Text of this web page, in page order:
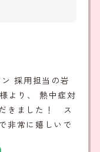
採用担当の岩
より、 熱中症対
きました！ ス
非常に嬉しいで